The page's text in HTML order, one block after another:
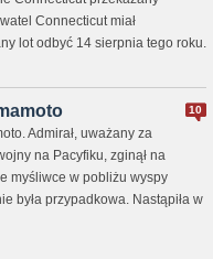
Connecticut miał
lot odbyć 14 sierpnia tego roku.
10
Admirał, uważany za
na Pacyfiku, zginął na
myśliwce w pobliżu wyspy
była przypadkowa. Nastąpiła w